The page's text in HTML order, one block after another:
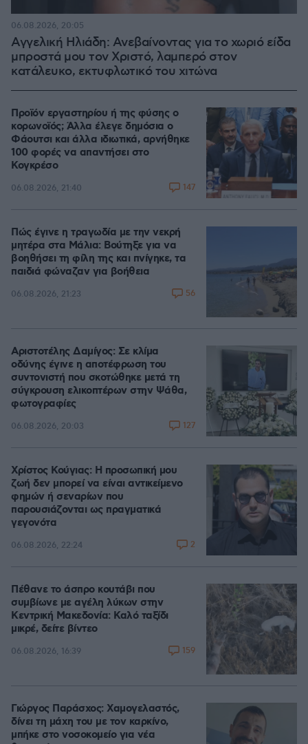
Αγγελική Ηλιάδη: Ανεβαίνοντας για το χωριό είδα
μπροστά μου τον Χριστό, λαμπερό στον
κατάλευκο, εκτυφλωτικό του χιτώνα
06.08.2026, 20:05
Προϊόν εργαστηρίου ή της φύσης ο
κορωνοϊός; Άλλα έλεγε δημόσια ο
Φάουτσι και άλλα ιδιωτικά, αρνήθηκε
100 φορές να απαντήσει στο
Κογκρέσο
06.08.2026, 21:40 147
Πώς έγινε η τραγωδία με την νεκρή
μητέρα στα Μάλια: Βούτηξε για να
βοηθήσει τη φίλη της και πνίγηκε, τα
παιδιά φώναζαν για βοήθεια
06.08.2026, 21:23 56
Αριστοτέλης Δαμίγος: Σε κλίμα
οδύνης έγινε η αποτέφρωση του
συντονιστή που σκοτώθηκε μετά τη
σύγκρουση ελικοπτέρων στην Ψάθα,
φωτογραφίες
06.08.2026, 20:03 127
Χρίστος Κούγιας: Η προσωπική μου
ζωή δεν μπορεί να είναι αντικείμενο
φημών ή σεναρίων που
παρουσιάζονται ως πραγματικά
γεγονότα
06.08.2026, 22:24 2
Πέθανε το άσπρο κουτάβι που
συμβίωνε με αγέλη λύκων στην
Κεντρική Μακεδονία: Καλό ταξίδι
μικρέ, δείτε βίντεο
06.08.2026, 16:39 159
Γιώργος Παράσχος: Χαμογελαστός,
δίνει τη μάχη του με τον καρκίνο,
μπήκε στο νοσοκομείο για νέα